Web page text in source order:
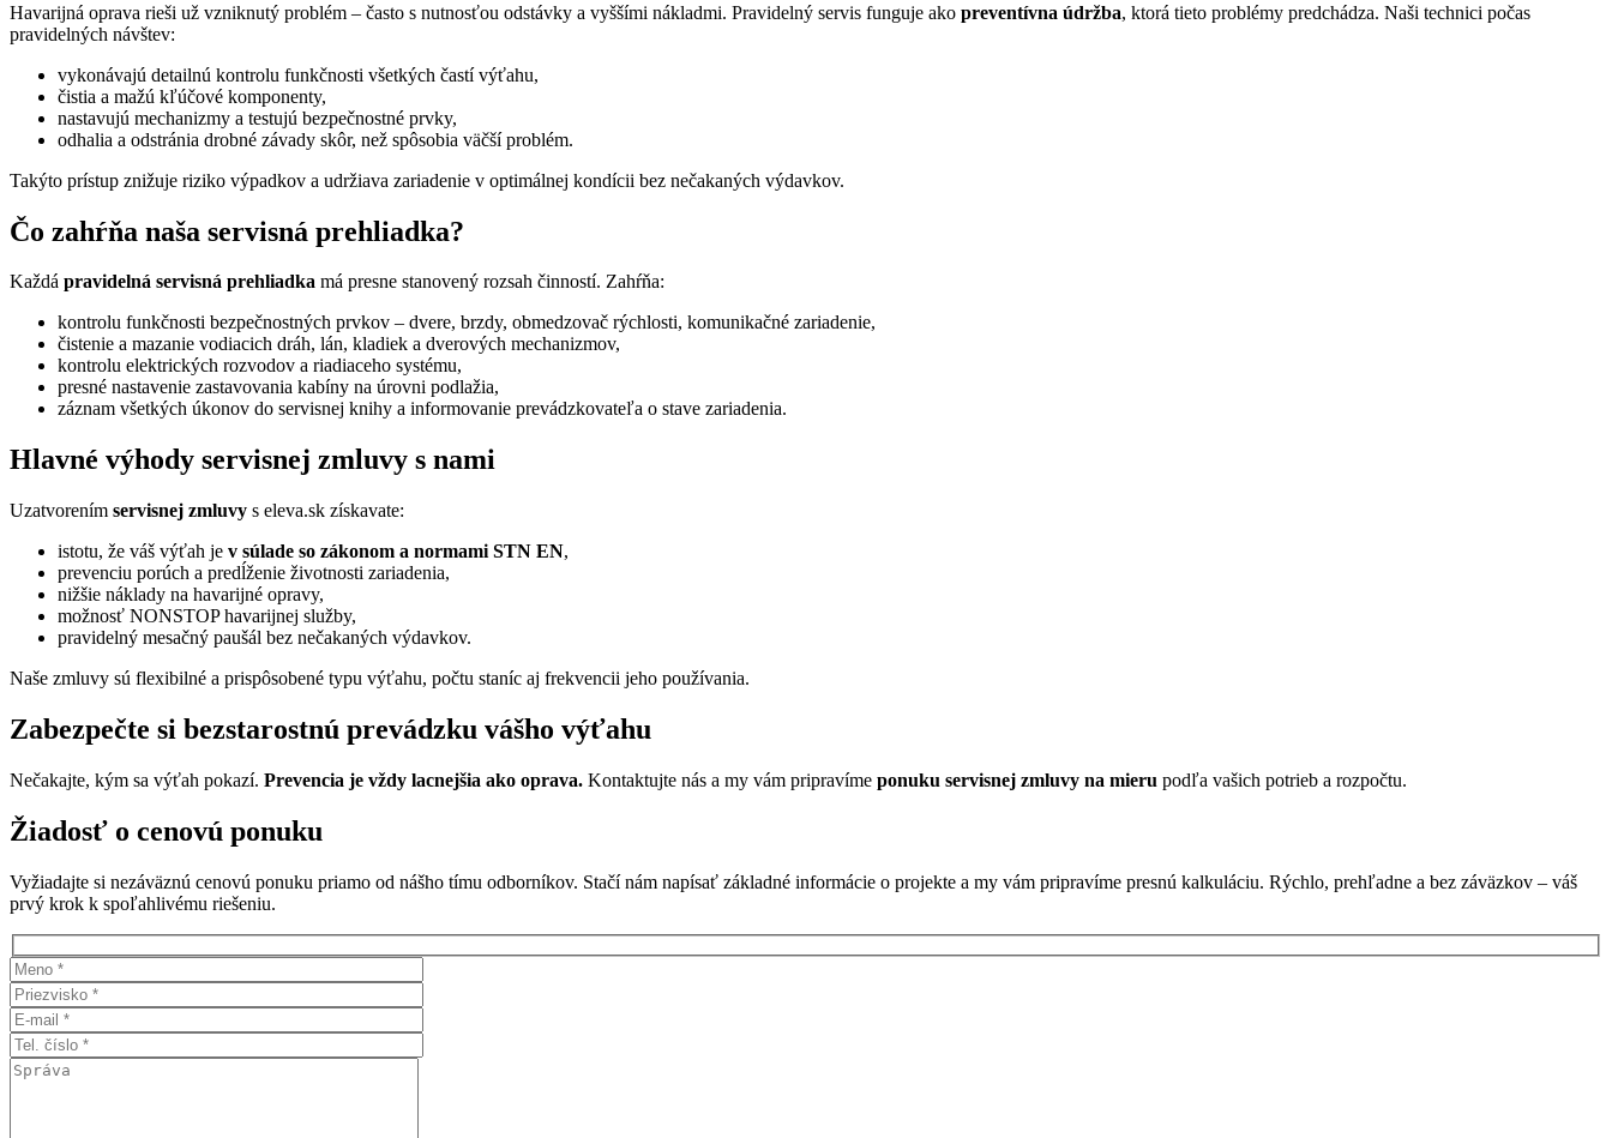
Havarijná oprava rieši už vzniknutý problém – často s nutnosťou odstávky a vyššími nákladmi. Pravidelný servis funguje ako preventívna údržba, ktorá tieto problémy predchádza. Naši technici počas
pravidelných návštev:
vykonávajú detailnú kontrolu funkčnosti všetkých častí výťahu,
čistia a mažú kľúčové komponenty,
nastavujú mechanizmy a testujú bezpečnostné prvky,
odhalia a odstránia drobné závady skôr, než spôsobia väčší problém.
Takýto prístup znižuje riziko výpadkov a udržiava zariadenie v optimálnej kondícii bez nečakaných výdavkov.
Čo zahŕňa naša servisná prehliadka?
Každá pravidelná servisná prehliadka má presne stanovený rozsah činností. Zahŕňa:
kontrolu funkčnosti bezpečnostných prvkov – dvere, brzdy, obmedzovač rýchlosti, komunikačné zariadenie,
čistenie a mazanie vodiacich dráh, lán, kladiek a dverových mechanizmov,
kontrolu elektrických rozvodov a riadiaceho systému,
presné nastavenie zastavovania kabíny na úrovni podlažia,
záznam všetkých úkonov do servisnej knihy a informovanie prevádzkovateľa o stave zariadenia.
Hlavné výhody servisnej zmluvy s nami
Uzatvorením servisnej zmluvy s eleva.sk získavate:
istotu, že váš výťah je v súlade so zákonom a normami STN EN,
prevenciu porúch a predĺženie životnosti zariadenia,
nižšie náklady na havarijné opravy,
možnosť NONSTOP havarijnej služby,
pravidelný mesačný paušál bez nečakaných výdavkov.
Naše zmluvy sú flexibilné a prispôsobené typu výťahu, počtu staníc aj frekvencii jeho používania.
Zabezpečte si bezstarostnú prevádzku vášho výťahu
Nečakajte, kým sa výťah pokazí. Prevencia je vždy lacnejšia ako oprava. Kontaktujte nás a my vám pripravíme ponuku servisnej zmluvy na mieru podľa vašich potrieb a rozpočtu.
Žiadosť o cenovú ponuku
Vyžiadajte si nezáväznú cenovú ponuku priamo od nášho tímu odborníkov. Stačí nám napísať základné informácie o projekte a my vám pripravíme presnú kalkuláciu. Rýchlo, prehľadne a bez záväzkov – váš
prvý krok k spoľahlivému riešeniu.